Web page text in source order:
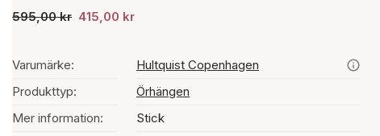
595,00 kr 415,00 kr
Varumärke:
Hultquist Copenhagen
Produkttyp:
Örhängen
Mer information:
Stick